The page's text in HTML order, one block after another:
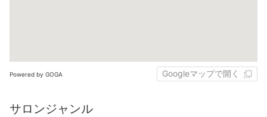
Powered by GOGA Googleマップで開く
サロンジャンル